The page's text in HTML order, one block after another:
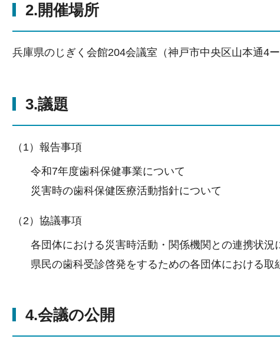
2.開催場所
兵庫県のじぎく会館204会議室（神戸市中央区山本通4ー
3.議題
（1）報告事項
令和7年度歯科保健事業について
災害時の歯科保健医療活動指針について
（2）協議事項
各団体における災害時活動・関係機関との連携状況
県民の歯科受診啓発をするための各団体における取
4.会議の公開